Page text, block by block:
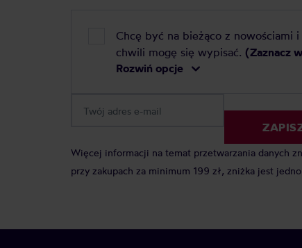
Chcę być na bieżąco z nowościami
chwili mogę się wypisać. (Zaznacz
Rozwiń opcje
Więcej informacji na temat przetwarzania danych
przy zakupach za minimum 199 zł, zniżka jest